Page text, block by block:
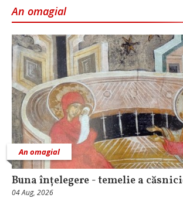
An omagial
An omagial
Buna înțelegere - temelie a
04 Aug, 2026